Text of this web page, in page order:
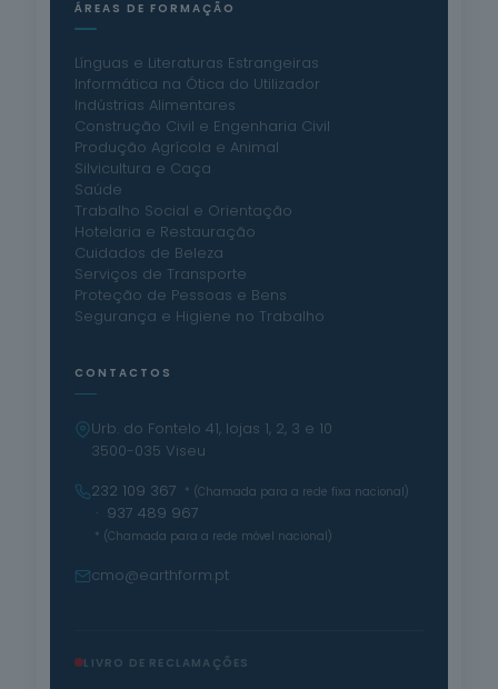
ÁREAS DE FORMAÇÃO
Línguas e Literaturas Estrangeiras
Informática na Ótica do Utilizador
Indústrias Alimentares
Construção Civil e Engenharia Civil
Produção Agrícola e Animal
Silvicultura e Caça
Saúde
Trabalho Social e Orientação
Hotelaria e Restauração
Cuidados de Beleza
Serviços de Transporte
Proteção de Pessoas e Bens
Segurança e Higiene no Trabalho
CONTACTOS
Urb. do Fontelo 41, lojas 1, 2, 3 e 10
3500-035 Viseu
232 109 367
* (Chamada para a rede fixa nacional)
· 937 489 967
* (Chamada para a rede móvel nacional)
cmo@earthform.pt
LIVRO DE RECLAMAÇÕES